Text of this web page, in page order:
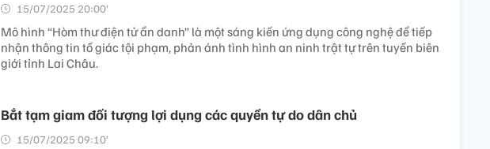
15/07/2025 20:00’
Mô hình “Hòm thư điện tử ẩn danh” là một sáng kiến ứng dụng công nghệ để tiếp
nhận thông tin tố giác tội phạm, phản ánh tình hình an ninh trật tự trên tuyến biên
giới tỉnh Lai Châu.
Bắt tạm giam đối tượng lợi dụng các quyền tự do dân chủ
15/07/2025 09:10’